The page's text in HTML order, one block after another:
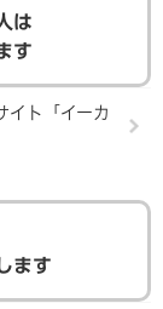
は
す
イト「イーカ
ます